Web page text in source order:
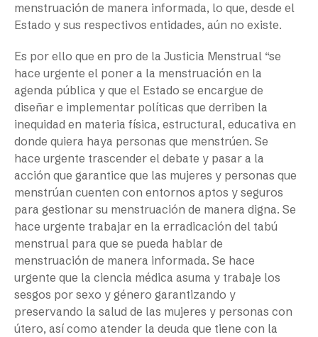
menstruación de manera informada, lo que, desde el
Estado y sus respectivos entidades, aún no existe.
Es por ello que en pro de la Justicia Menstrual “se
hace urgente el poner a la menstruación en la
agenda pública y que el Estado se encargue de
diseñar e implementar políticas que derriben la
inequidad en materia física, estructural, educativa en
donde quiera haya personas que menstrúen. Se
hace urgente trascender el debate y pasar a la
acción que garantice que las mujeres y personas que
menstrúan cuenten con entornos aptos y seguros
para gestionar su menstruación de manera digna. Se
hace urgente trabajar en la erradicación del tabú
menstrual para que se pueda hablar de
menstruación de manera informada. Se hace
urgente que la ciencia médica asuma y trabaje los
sesgos por sexo y género garantizando y
preservando la salud de las mujeres y personas con
útero, así como atender la deuda que tiene con la